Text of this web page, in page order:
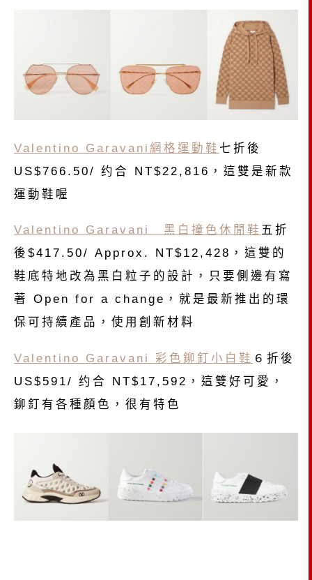
Valentino Garavani網格運動鞋 七折後
US$766.50/ 约合 NT$22,816，這雙是新款
運動鞋喔
Valentino Garavani 黑白撞色休閒鞋 五折
後$417.50/ Approx. NT$12,428，這雙的
鞋底特地改為黑白粒子的設計，只要側邊有寫
著 Open for a change，就是最新推出的環
保可持續產品，使用創新材料
Valentino Garavani 彩色鉚釘小白鞋 ６折後
US$591/ 约合 NT$17,592，這雙好可愛，
鉚釘有各種顏色，很有特色